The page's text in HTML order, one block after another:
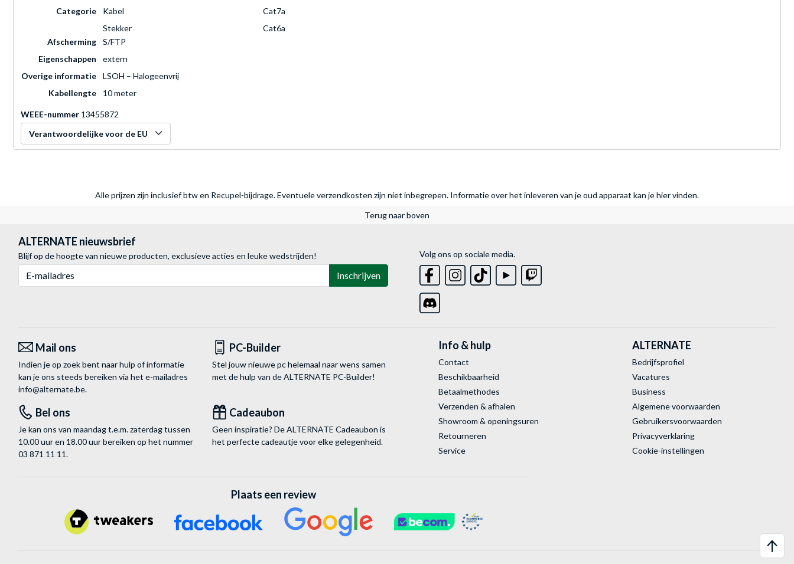
Categorie
Kabel
Cat7a
Stekker
Cat6a
Afscherming
S/FTP
Eigenschappen
extern
Overige informatie
LSOH – Halogeenvrij
Kabellengte
10 meter
WEEE-nummer 13455872
Verantwoordelijke voor de EU
Alle prijzen zijn inclusief btw en Recupel-bijdrage. Eventuele verzendkosten zijn niet inbegrepen. Informatie over het inleveren van je oud apparaat kan je hier vinden.
Terug naar boven
ALTERNATE nieuwsbrief
Blijf op de hoogte van nieuwe producten, exclusieve acties en leuke wedstrijden!
Inschrijven
Volg ons op sociale media.
Mail ons
Indien je op zoek bent naar hulp of informatie
kan je ons steeds bereiken via het e-mailadres
info@alternate.be.
PC-Builder
Stel jouw nieuwe pc helemaal naar wens samen
met de hulp van de ALTERNATE PC-Builder!
Bel ons
Je kan ons van maandag t.e.m. zaterdag tussen
10.00 uur en 18.00 uur bereiken op het nummer
03 871 11 11.
Cadeaubon
Geen inspiratie? De ALTERNATE Cadeaubon is
het perfecte cadeautje voor elke gelegenheid.
Info & hulp
Contact
Beschikbaarheid
Betaalmethodes
Verzenden & afhalen
Showroom & openingsuren
Retourneren
Service
ALTERNATE
Bedrijfsprofiel
Vacatures
Business
Algemene voorwaarden
Gebruikersvoorwaarden
Privacyverklaring
Cookie-instellingen
Plaats een review